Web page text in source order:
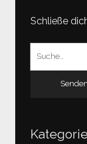
Schließe